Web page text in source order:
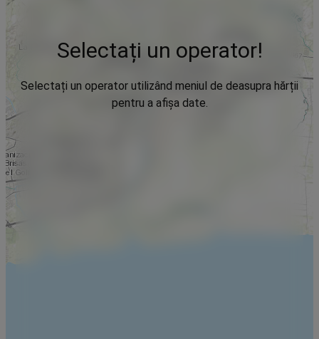
Selectați un operator!
Selectați un operator utilizând meniul de deasupra hărții
pentru a afișa date.